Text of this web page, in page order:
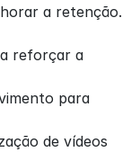
a retenção.
reforçar a
para
de vídeos